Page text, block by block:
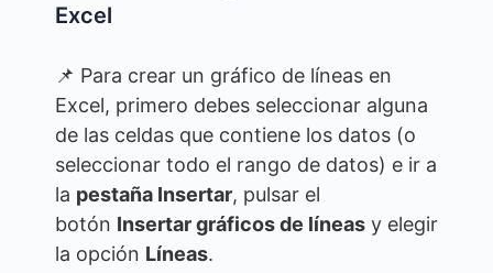
Excel
📌 Para crear un gráfico de líneas en
Excel, primero debes seleccionar alguna
de las celdas que contiene los datos (o
seleccionar todo el rango de datos) e ir a
la pestaña Insertar, pulsar el
botón Insertar gráficos de líneas y elegir
la opción Líneas.